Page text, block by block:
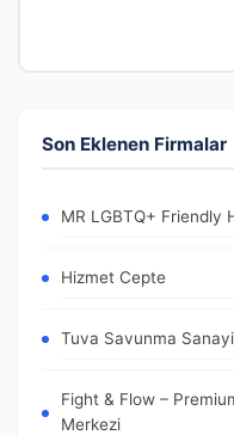
Son Eklenen Firmalar
MR LGBTQ+ Friendly
Hizmet Cepte
Tuva Savunma
Fight & Flow –
Merkezi